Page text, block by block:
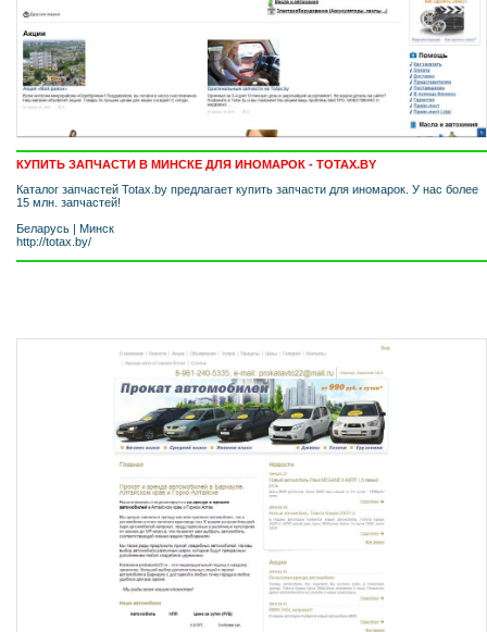
КУПИТЬ ЗАПЧАСТИ В МИНСКЕ ДЛЯ ИНОМАРОК - TOTAX.BY
Каталог запчастей Totax.by предлагает купить запчасти для иномарок. У нас более
15 млн. запчастей!
Беларусь | Минск
http://totax.by/